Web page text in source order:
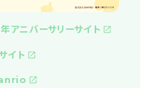
アニバーサリーサイト
イト